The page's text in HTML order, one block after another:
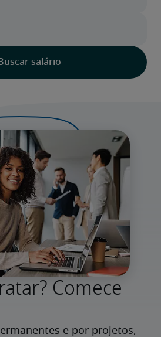
Comece
e por projetos,